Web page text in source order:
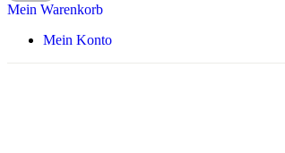
Mein Warenkorb
Mein Konto